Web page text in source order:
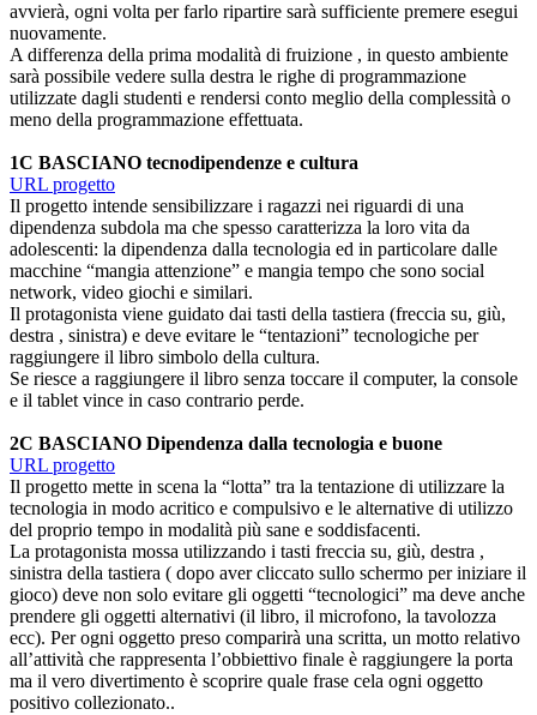
avvierà, ogni volta per farlo ripartire sarà sufficiente premere esegui
nuovamente.
A differenza della prima modalità di fruizione , in questo ambiente
sarà possibile vedere sulla destra le righe di programmazione
utilizzate dagli studenti e rendersi conto meglio della complessità o
meno della programmazione effettuata.
1C BASCIANO tecnodipendenze e cultura
URL progetto
Il progetto intende sensibilizzare i ragazzi nei riguardi di una
dipendenza subdola ma che spesso caratterizza la loro vita da
adolescenti: la dipendenza dalla tecnologia ed in particolare dalle
macchine “mangia attenzione” e mangia tempo che sono social
network, video giochi e similari.
Il protagonista viene guidato dai tasti della tastiera (freccia su, giù,
destra , sinistra) e deve evitare le “tentazioni” tecnologiche per
raggiungere il libro simbolo della cultura.
Se riesce a raggiungere il libro senza toccare il computer, la console
e il tablet vince in caso contrario perde.
2C BASCIANO Dipendenza dalla tecnologia e buone
URL progetto
Il progetto mette in scena la “lotta” tra la tentazione di utilizzare la
tecnologia in modo acritico e compulsivo e le alternative di utilizzo
del proprio tempo in modalità più sane e soddisfacenti.
La protagonista mossa utilizzando i tasti freccia su, giù, destra ,
sinistra della tastiera ( dopo aver cliccato sullo schermo per iniziare il
gioco) deve non solo evitare gli oggetti “tecnologici” ma deve anche
prendere gli oggetti alternativi (il libro, il microfono, la tavolozza
ecc). Per ogni oggetto preso comparirà una scritta, un motto relativo
all’attività che rappresenta l’obbiettivo finale è raggiungere la porta
ma il vero divertimento è scoprire quale frase cela ogni oggetto
positivo collezionato..